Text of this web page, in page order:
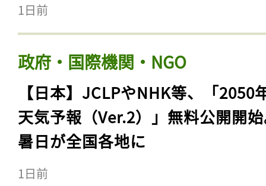
1日前
政府・国際機関・NGO
【日本】JCLPやNHK等、「2050
天気予報（Ver.2）」無料公開開
暑日が全国各地に
1日前